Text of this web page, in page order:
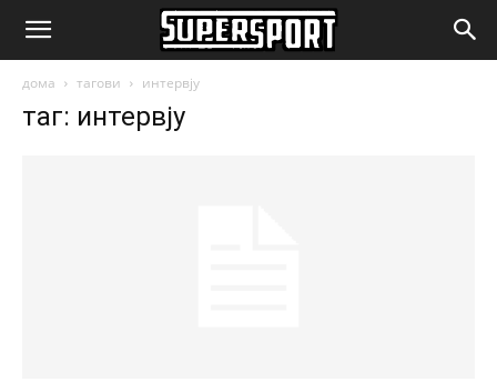
SuperSport.mk
дома тагови интервју
таг: интервју